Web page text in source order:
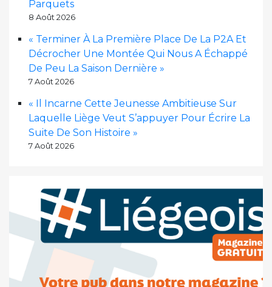
Parquets
8 Août 2026
« Terminer À La Première Place De La P2A Et
Décrocher Une Montée Qui Nous A Échappé
De Peu La Saison Dernière »
7 Août 2026
« Il Incarne Cette Jeunesse Ambitieuse Sur
Laquelle Liège Veut S’appuyer Pour Écrire La
Suite De Son Histoire »
7 Août 2026